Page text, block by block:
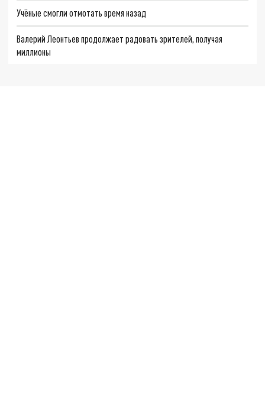
Учёные смогли отмотать время назад
Валерий Леонтьев продолжает радовать зрителей, получая
миллионы